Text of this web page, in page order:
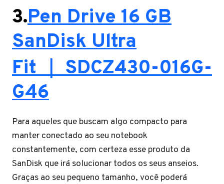
3.Pen Drive 16 GB
SanDisk Ultra
Fit ｜ SDCZ430-016G-
G46
Para aqueles que buscam algo compacto para
manter conectado ao seu notebook
constantemente, com certeza esse produto da
SanDisk que irá solucionar todos os seus anseios.
Graças ao seu pequeno tamanho, você poderá